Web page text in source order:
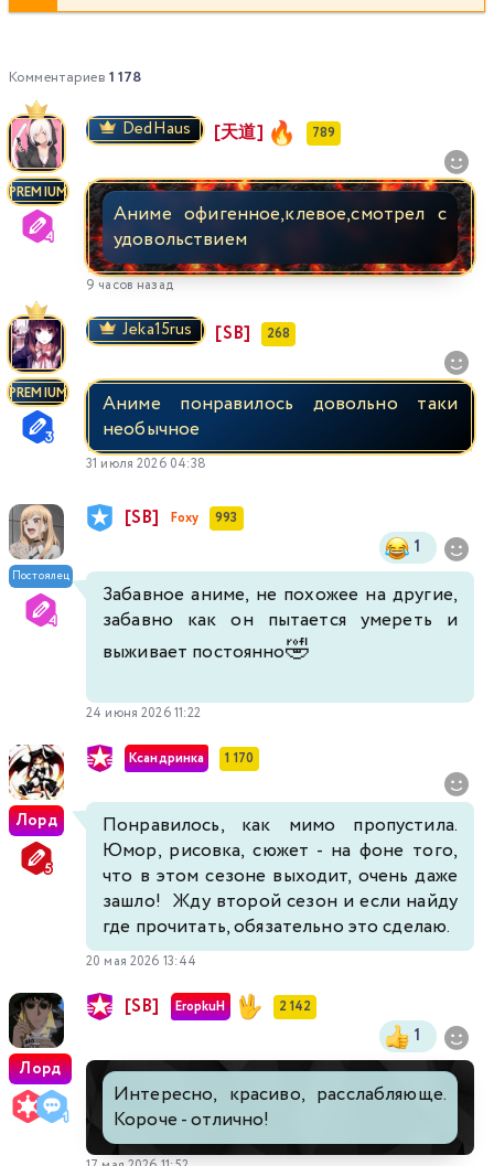
Комментариев 1 178
PREMIUM
DedHaus [天道] 789
Аниме офигенное,клевое,смотрел с
удовольствием
9 часов назад
PREMIUM
Jeka15rus [SB] 268
Аниме понравилось довольно таки
необычное
31 июля 2026 04:38
Постоялец
[SB] Foxy 993
1
Забавное аниме, не похожее на другие,
забавно как он пытается умереть и
выживает постоянно🤣
24 июня 2026 11:22
Лорд
Ксандринка 1 170
Понравилось, как мимо пропустила.
Юмор, рисовка, сюжет - на фоне того,
что в этом сезоне выходит, очень даже
зашло! Жду второй сезон и если найду
где прочитать, обязательно это сделаю.
20 мая 2026 13:44
Лорд
[SB] EropkuH 2 142
1
Интересно, красиво, расслабляюще.
Короче - отлично!